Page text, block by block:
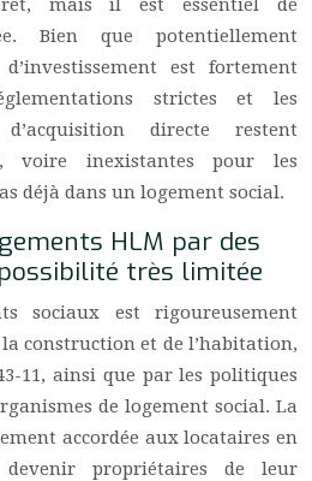
mais il est essentiel de
Bien que potentiellement
est fortement
strictes et les
directe restent
voire inexistantes pour les
déjà dans un logement social.
HLM par des
très limitée
sociaux est rigoureusement
la construction et de l’habitation,
11, ainsi que par les politiques
de logement social. La
accordée aux locataires en
propriétaires de leur